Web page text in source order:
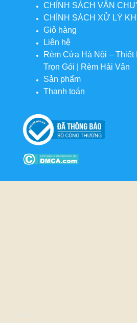
CHÍNH SÁCH VẬN
CHÍNH SÁCH XỬ LÝ
Giỏ hàng
Liên hệ
Rèm Cửa Hà Nội – Thiết
Trọn Gói | Rèm Hải Vân
Sản phẩm
Thanh toán